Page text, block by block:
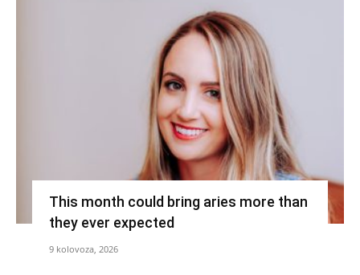
This month could bring aries more than
they ever expected
9 kolovoza, 2026